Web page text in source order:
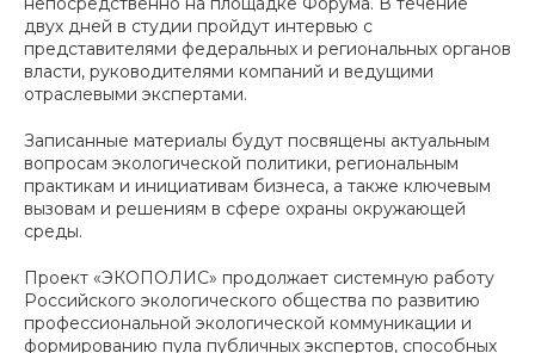
двух дней в студии пройдут интервью с
представителями федеральных и региональных органов
власти, руководителями компаний и ведущими
отраслевыми экспертами.
Записанные материалы будут посвящены актуальным
вопросам экологической политики, региональным
практикам и инициативам бизнеса, а также ключевым
вызовам и решениям в сфере охраны окружающей
среды.
Проект «ЭКОПОЛИС» продолжает системную работу
Российского экологического общества по развитию
профессиональной экологической коммуникации и
формированию пула публичных экспертов, способных